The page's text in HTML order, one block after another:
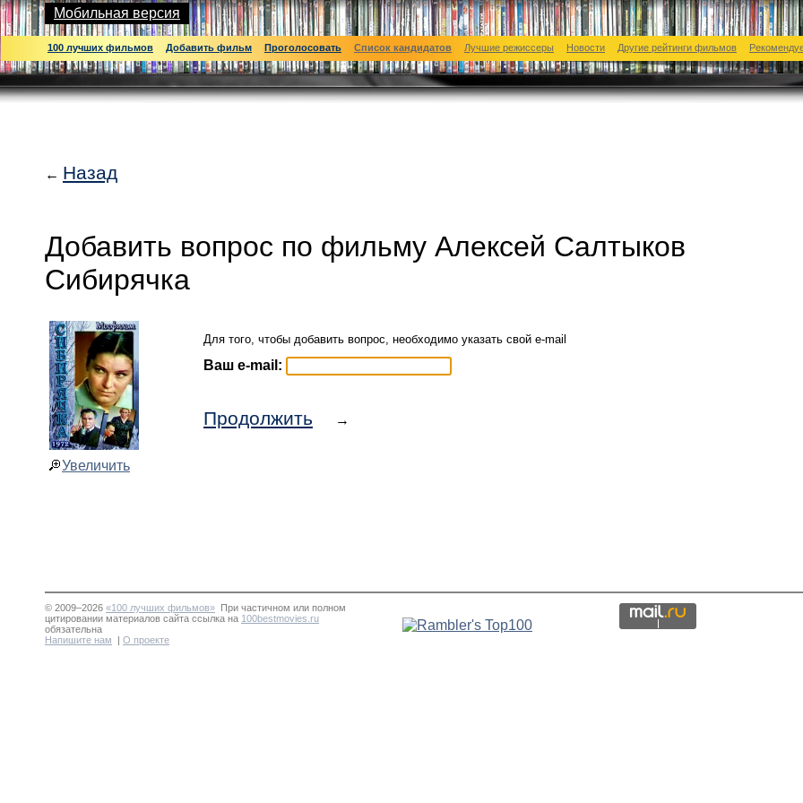
Мобильная версия
100 лучших фильмов Добавить фильм Проголосовать Список кандидатов Лучшие режиссеры Новости Другие рейтинги фильмов
← Назад
Добавить вопрос по фильму Алексей Салтыков
Сибирячка
Увеличить
Для того, чтобы добавить вопрос, необходимо указать свой e-mail
Ваш e-mail:
Продолжить →
© 2009–2026 «100 лучших фильмов» При частичном или полном
цитировании материалов сайта ссылка на 100bestmovies.ru
обязательна
Напишите нам | О проекте